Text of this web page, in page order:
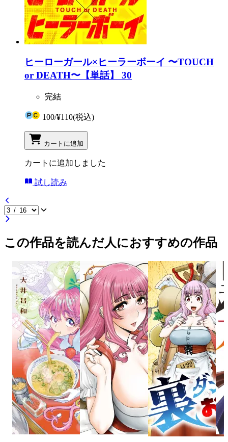
ヒーローガール×ヒーラーボーイ 〜TOUCH
or DEATH〜【単話】 30
完結
100/¥110(税込)
カートに追加
カートに追加しました
試し読み
この作品を読んだ人におすすめの作品